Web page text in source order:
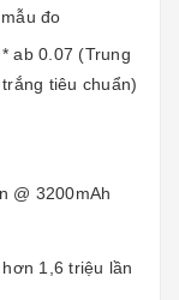
đo
ab 0.07 (Trung
tiêu chuẩn)
@ 3200mAh
1,6 triệu lần